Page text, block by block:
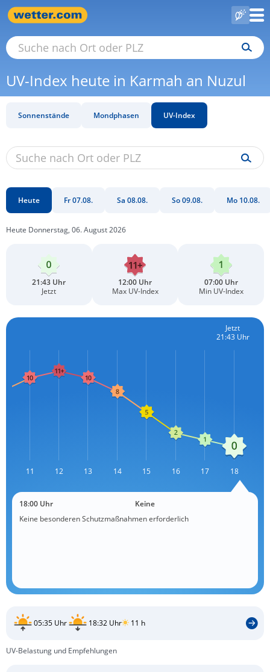
UV-Index heute in Karmah an Nuzul
Sonnenstände Mondphasen UV-Index
Heute Fr 07.08. Sa 08.08. So 09.08. Mo 10.08.
Heute Donnerstag, 06. August 2026
21:43 Uhr
Jetzt
12:00 Uhr
Max UV-Index
07:00 Uhr
Min UV-Index
Jetzt
21:43 Uhr
L
11 12 13 14 15 16 17 18
18:00 Uhr
Keine
Keine besonderen Schutzmaßnahmen erforderlich
05:35 Uhr 18:32 Uhr 11 h
UV-Belastung und Empfehlungen